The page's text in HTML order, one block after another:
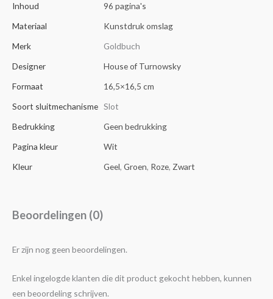
Inhoud
96 pagina's
Materiaal
Kunstdruk omslag
Merk
Goldbuch
Designer
House of Turnowsky
Formaat
16,5×16,5 cm
Soort sluitmechanisme Slot
Bedrukking
Geen bedrukking
Pagina kleur
Wit
Kleur
Geel, Groen, Roze, Zwart
Beoordelingen (0)
Er zijn nog geen beoordelingen.
Enkel ingelogde klanten die dit product gekocht hebben, kunnen
een beoordeling schrijven.